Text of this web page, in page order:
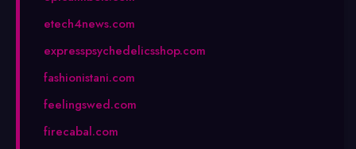
etech4news.com
expresspsychedelicsshop.com
fashionistani.com
feelingswed.com
firecabal.com